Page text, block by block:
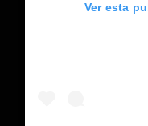
Ver esta